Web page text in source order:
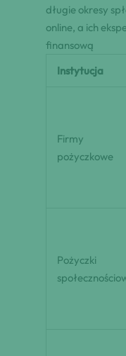
długie okresy
online, a ich
⁣finansową
Instytucja
Firmy
pożyczkowe
Pożyczki